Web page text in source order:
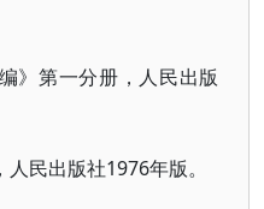
》第一分册，人民出版
民出版社1976年版。